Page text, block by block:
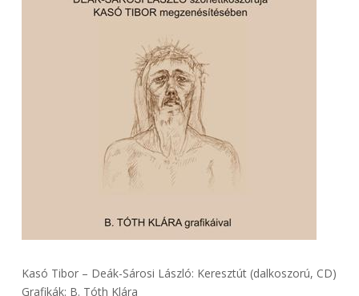
Kasó Tibor – Deák-Sárosi László: Keresztút (dalkoszorú, CD)
Grafikák: B. Tóth Klára